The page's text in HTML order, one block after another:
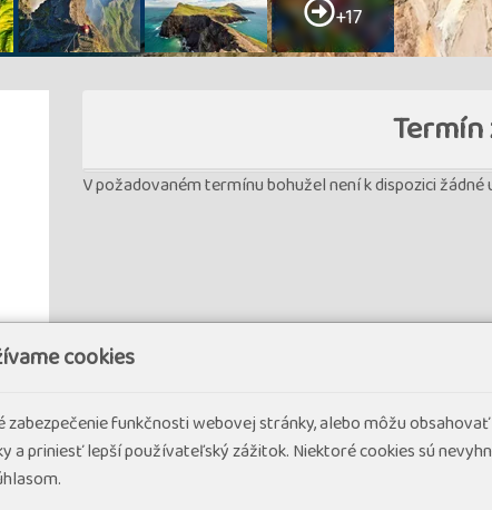
+17
V požadovaném termínu bohužel není k dispozici
cookies
zabezpečenie funkčnosti webovej stránky, alebo môžu
priniesť lepší používateľský zážitok. Niektoré cookies sú